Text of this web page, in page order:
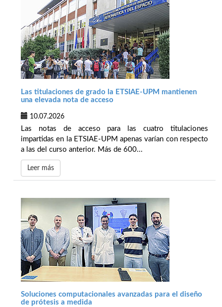
Las titulaciones de grado la ETSIAE-UPM mantienen
una elevada nota de acceso
10.07.2026
Las notas de acceso para las cuatro titulaciones
impartidas en la ETSIAE-UPM apenas varían con respecto
a las del curso anterior. Más de 600...
Leer más
Soluciones computacionales avanzadas para el diseño
de prótesis a medida